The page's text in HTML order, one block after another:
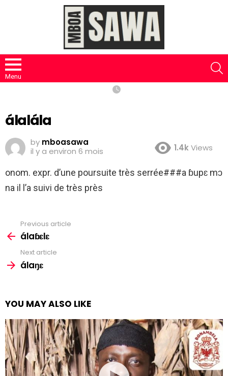
Menu
álalála
by mboasawa
il y a environ 6 mois
1.4kViews
onom. expr. d’une poursuite très serrée###a ɓupɛ mɔ
na il l’a suivi de très près
more
Previous article
álaɓɛlɛ
Next article
álaŋɛ
YOU MAY ALSO LIKE